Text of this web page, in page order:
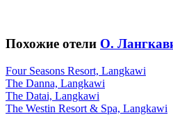
Похожие отели О.
Four Seasons Resort, Langkawi
The Danna, Langkawi
The Datai, Langkawi
The Westin Resort & Spa, Langkawi